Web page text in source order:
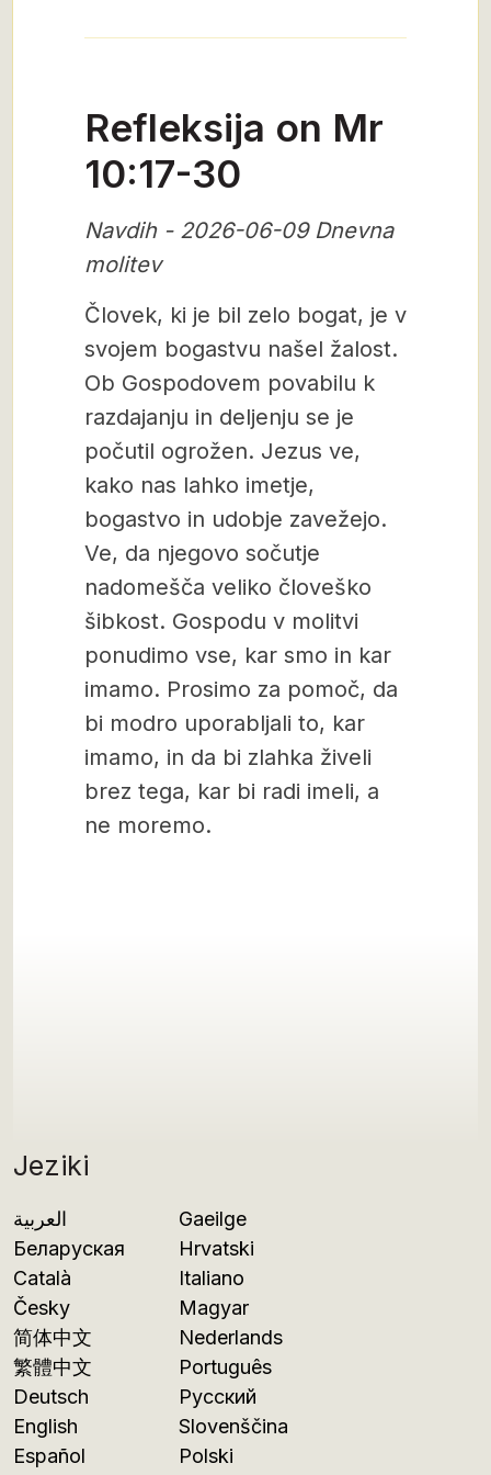
Jeziki
العربية
Беларуская
Català
Česky
简体中文
繁體中文
Deutsch
English
Español
Gaeilge
Hrvatski
Italiano
Magyar
Nederlands
Português
Русский
Slovenščina
Polski
Refleksija on Mr
10:17-30
Navdih - 2026-06-09 Dnevna
molitev
Človek, ki je bil zelo bogat, je v
svojem bogastvu našel žalost.
Ob Gospodovem povabilu k
razdajanju in deljenju se je
počutil ogrožen. Jezus ve,
kako nas lahko imetje,
bogastvo in udobje zavežejo.
Ve, da njegovo sočutje
nadomešča veliko človeško
šibkost. Gospodu v molitvi
ponudimo vse, kar smo in kar
imamo. Prosimo za pomoč, da
bi modro uporabljali to, kar
imamo, in da bi zlahka živeli
brez tega, kar bi radi imeli, a
ne moremo.